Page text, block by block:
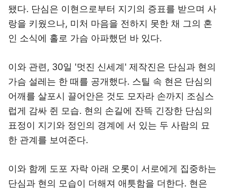
됐다. 단심은 이현으로부터 지기의 증표를 받으며 사
랑을 키웠으나, 미처 마음을 전하지 못한 채 그의 혼
인 소식에 홀로 가슴 아파했던 바 있다.
이와 관련, 30일 '멋진 신세계' 제작진은 단심과 현의
가슴 설레는 한 때를 공개했다. 스틸 속 현은 단심의
어깨를 살포시 끌어안은 것도 모자라 손까지 조심스
럽게 감싸 쥔 모습. 현의 손길에 잔뜩 긴장한 단심의
표정이 지기와 정인의 경계에 서 있는 두 사람의 묘
한 관계를 보여준다.
이와 함께 도포 자락 아래 오롯이 서로에게 집중하는
단심과 현의 모습이 더해져 애틋함을 더한다. 현은